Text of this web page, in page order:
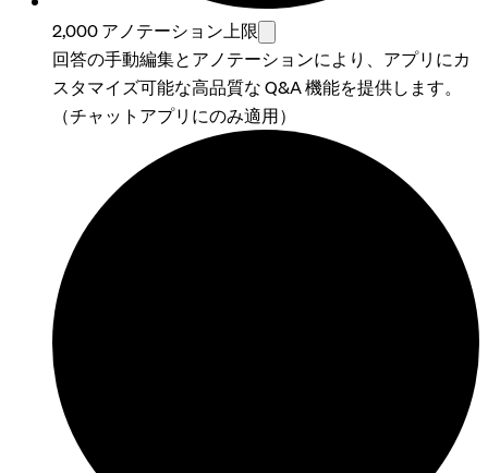
2,000 アノテーション上限
回答の手動編集とアノテーションにより、アプリにカ
スタマイズ可能な高品質な Q&A 機能を提供します。
（チャットアプリにのみ適用）